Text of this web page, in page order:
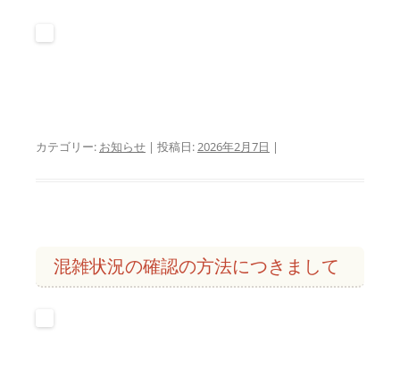
カテゴリー: お知らせ | 投稿日:2026年2月7日 |
混雑状況の確認の方法につきまして